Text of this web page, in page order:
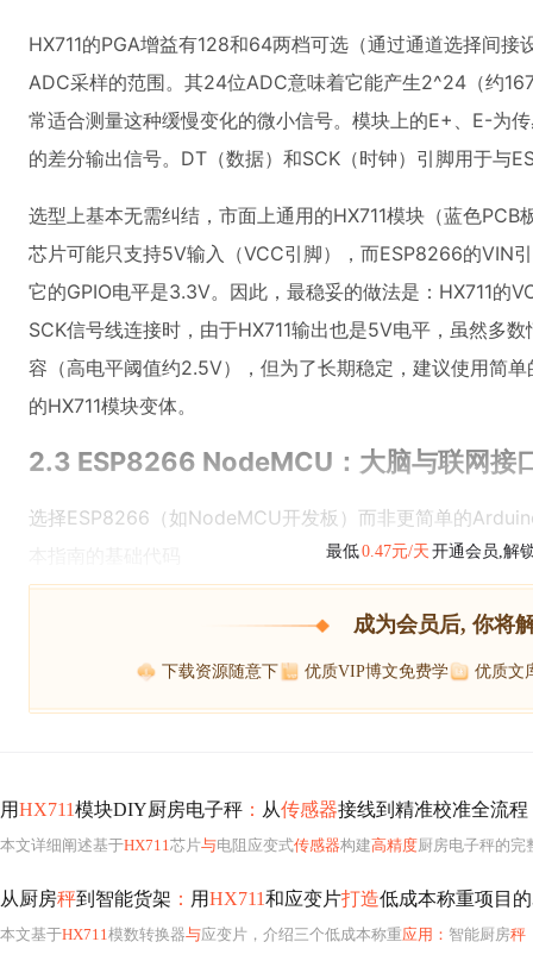
HX711的PGA增益有128和64两档可选（通过通道选择间
ADC采样的范围。其24位ADC意味着它能产生2^24（约
常适合测量这种缓慢变化的微小信号。模块上的E+、E-为
的差分输出信号。DT（数据）和SCK（时钟）引脚用于与
选型上基本无需纠结，市面上通用的HX711模块（蓝色
芯片可能只支持5V输入（VCC引脚），而ESP8266的VIN
它的GPIO电平是3.3V。因此，最稳妥的做法是：HX711的
SCK信号线连接时，由于HX711输出也是5V电平，虽然多
容（高电平阈值约2.5V），但为了长期稳定，建议使用简
的HX711模块变体。
2.3 ESP8266 NodeMCU：大脑与联网接
选择ESP8266（如NodeMCU开发板）而非更简单的
最低0.47元/天 开通会员,解
成为会员后, 你将
下载资源随意下 优质VIP博文免费学 优质文
用HX711模块DIY厨房电子秤 ： 从传感器接线到精准校准全流程
本文详细阐述基于HX711芯片与电阻应变式传感器构建高精度厨房电子秤的完
从厨房秤到智能货架 ： 用HX711和应变片打造低成本称重项目
本文基于HX711模数转换器与应变片，介绍三个低成本称重应用： 智能厨房秤